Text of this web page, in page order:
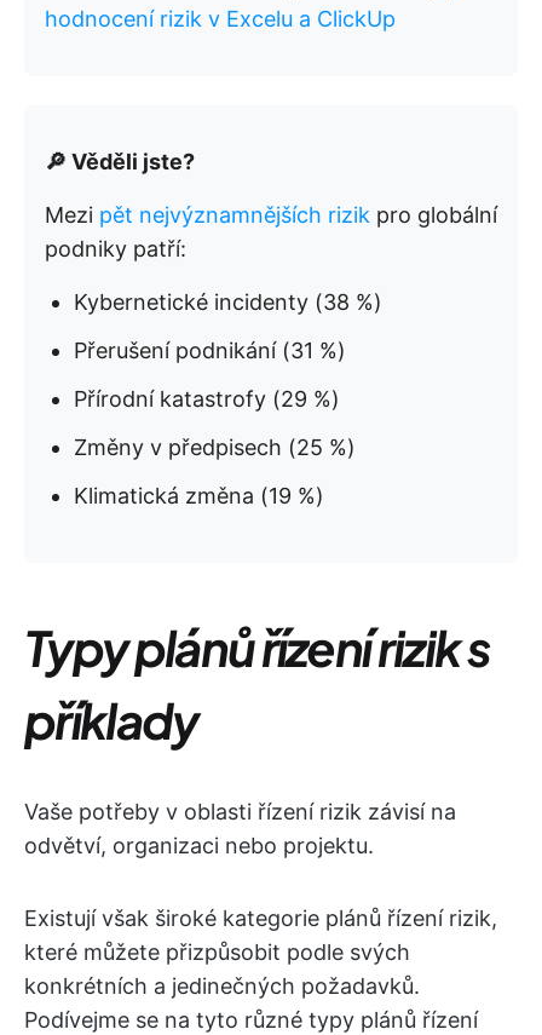
hodnocení rizik v Excelu a ClickUp
🔎 Věděli jste?
Mezi pět nejvýznamnějších rizik pro globální
podniky patří:
Kybernetické incidenty (38 %)
Přerušení podnikání (31 %)
Přírodní katastrofy (29 %)
Změny v předpisech (25 %)
Klimatická změna (19 %)
Typy plánů řízení rizik s
příklady
Vaše potřeby v oblasti řízení rizik závisí na
odvětví, organizaci nebo projektu.
Existují však široké kategorie plánů řízení rizik,
které můžete přizpůsobit podle svých
konkrétních a jedinečných požadavků.
Podívejme se na tyto různé typy plánů řízení